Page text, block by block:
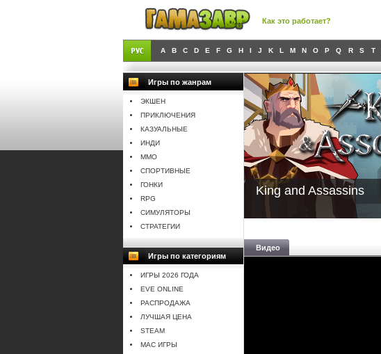
Как это работает?
A B C D E F G H I J K L M N O P Q R S T
Игры по жанрам
ЭКШЕН
ПРИКЛЮЧЕНИЯ
КАЗУАЛЬНЫЕ
ИНДИ
MMO
СПОРТИВНЫЕ
ГОНКИ
RPG
СИМУЛЯТОРЫ
СТРАТЕГИИ
Игры по категориям
ИГРЫ 2026 ГОДА
EVE ONLINE
РАСПРОДАЖА
ЛУЧШАЯ ЦЕНА
STEAM
MAC ИГРЫ
King and Assassins
Видео